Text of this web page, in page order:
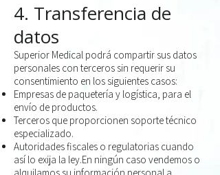
4. Transferencia de
datos
Superior Medical podrá compartir sus datos
personales con terceros sin requerir su
consentimiento en los siguientes casos:
Empresas de paquetería y logística, para el
envío de productos.
Terceros que proporcionen soporte técnico
especializado.
Autoridades fiscales o regulatorias cuando
así lo exija la ley.En ningún caso vendemos o